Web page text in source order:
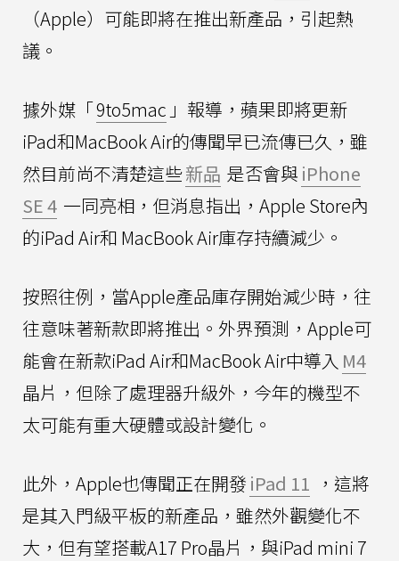
（Apple）可能即將在推出新產品，引起熱
議。
據外媒「9to5mac 」報導，蘋果即將更新
iPad和MacBook Air的傳聞早已流傳已久，雖
然目前尚不清楚這些新品 是否會與 iPhone
SE 4 一同亮相，但消息指出，Apple Store內
的iPad Air和 MacBook Air庫存持續減少。
按照往例，當Apple產品庫存開始減少時，往
往意味著新款即將推出。外界預測，Apple可
能會在新款iPad Air和MacBook Air中導入 M4
晶片，但除了處理器升級外，今年的機型不
太可能有重大硬體或設計變化。
此外，Apple也傳聞正在開發 iPad 11 ，這將
是其入門級平板的新產品，雖然外觀變化不
大，但有望搭載A17 Pro晶片，與iPad mini 7